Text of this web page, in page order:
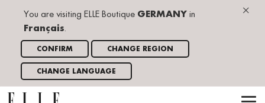
×
You are visiting ELLE Boutique GERMANY in
Français.
CONFIRM CHANGE REGION
CHANGE LANGUAGE